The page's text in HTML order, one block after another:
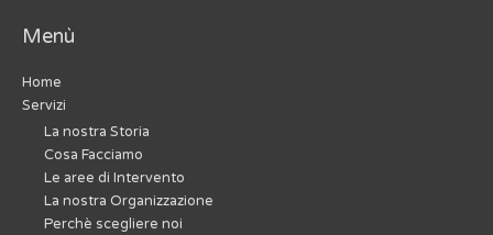
Menù
Home
Servizi
La nostra Storia
Cosa Facciamo
Le aree di Intervento
La nostra Organizzazione
Perchè scegliere noi